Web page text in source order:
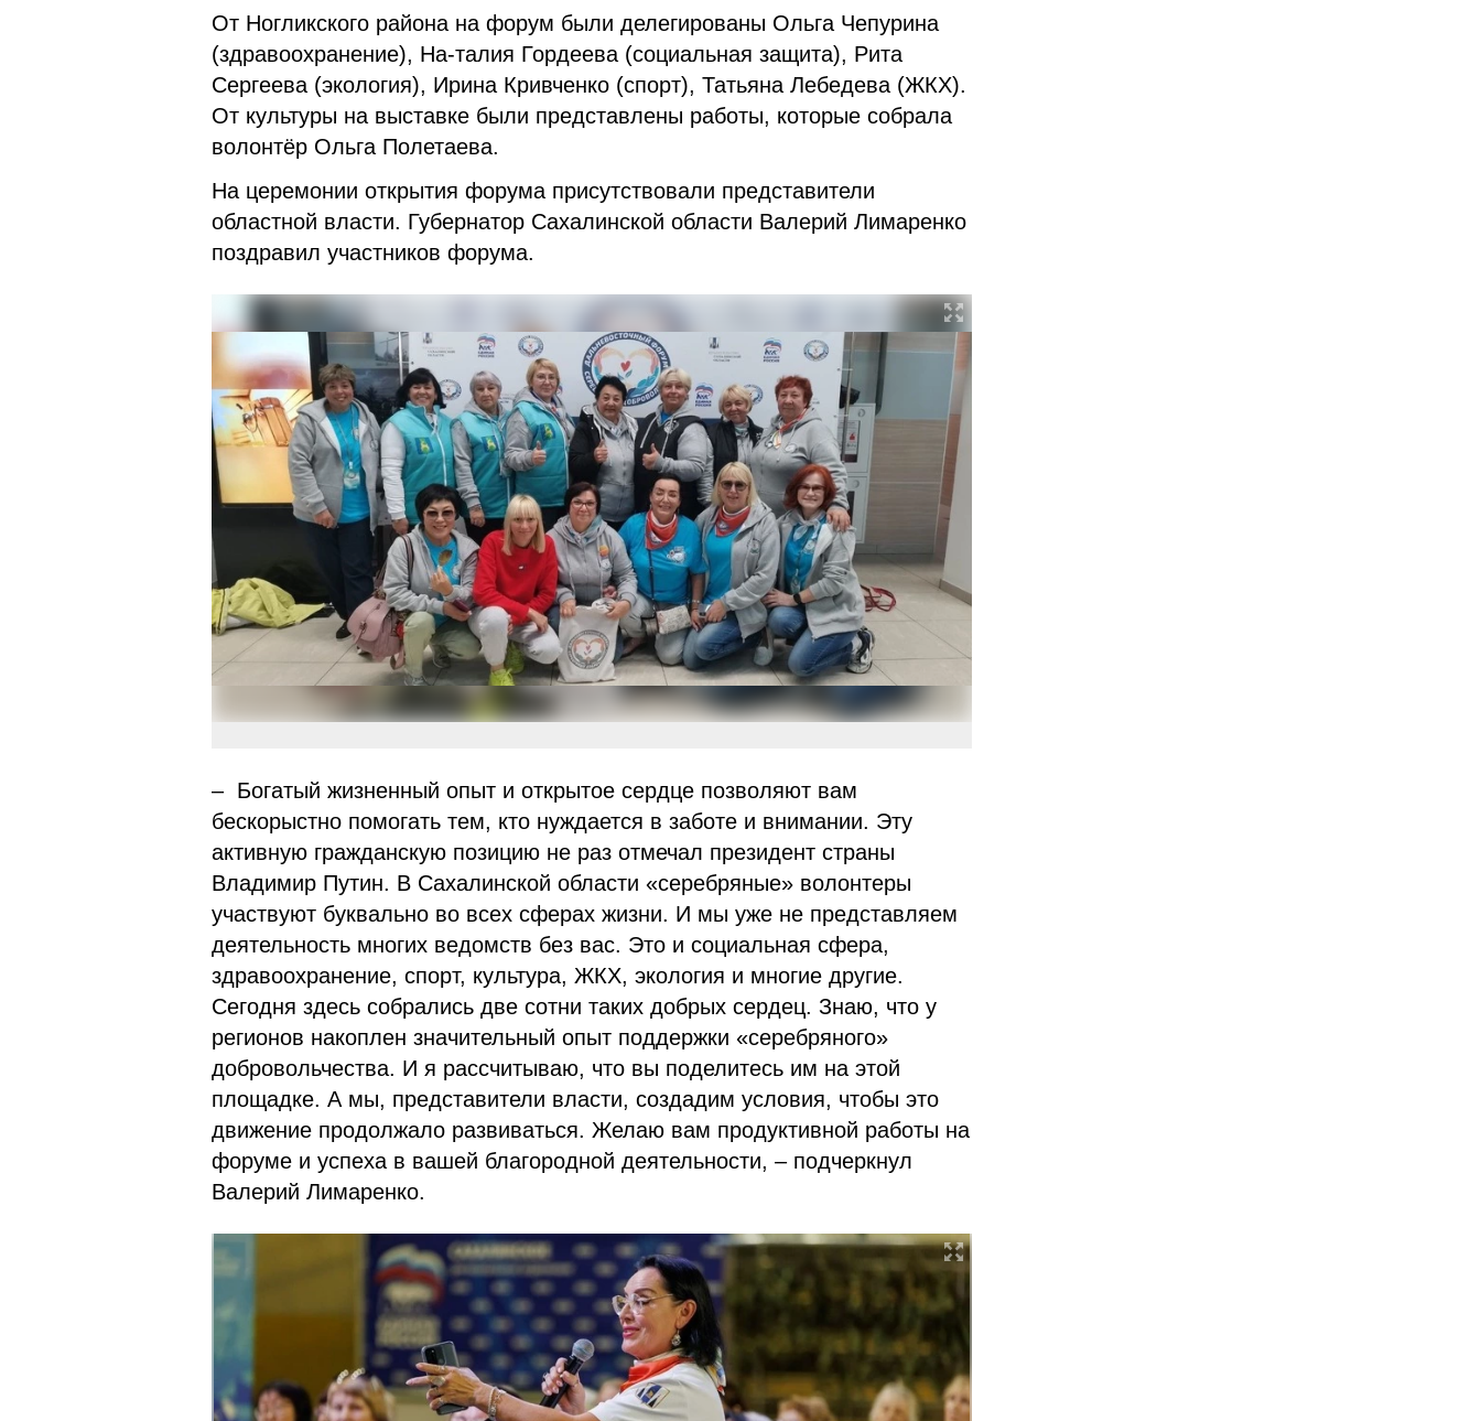
От Ногликского района на форум были делегированы Ольга Чепурина
(здравоохранение), На-талия Гордеева (социальная защита), Рита
Сергеева (экология), Ирина Кривченко (спорт), Татьяна Лебедева (ЖКХ).
От культуры на выставке были представлены работы, которые собрала
волонтёр Ольга Полетаева.
На церемонии открытия форума присутствовали представители
областной власти. Губернатор Сахалинской области Валерий Лимаренко
поздравил участников форума.
– Богатый жизненный опыт и открытое сердце позволяют вам
бескорыстно помогать тем, кто нуждается в заботе и внимании. Эту
активную гражданскую позицию не раз отмечал президент страны
Владимир Путин. В Сахалинской области «серебряные» волонтеры
участвуют буквально во всех сферах жизни. И мы уже не представляем
деятельность многих ведомств без вас. Это и социальная сфера,
здравоохранение, спорт, культура, ЖКХ, экология и многие другие.
Сегодня здесь собрались две сотни таких добрых сердец. Знаю, что у
регионов накоплен значительный опыт поддержки «серебряного»
добровольчества. И я рассчитываю, что вы поделитесь им на этой
площадке. А мы, представители власти, создадим условия, чтобы это
движение продолжало развиваться. Желаю вам продуктивной работы на
форуме и успеха в вашей благородной деятельности, – подчеркнул
Валерий Лимаренко.